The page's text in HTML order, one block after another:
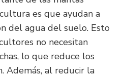
es que ayudan a
del agua del suelo. Esto
no necesitan
lo que reduce los
Además, al reducir la